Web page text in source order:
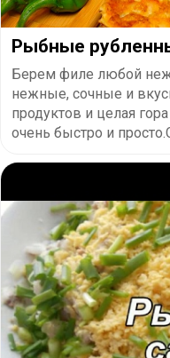
Рыбные
Берем филе любой
нежные, сочные и
продуктов и целая
очень быстро и